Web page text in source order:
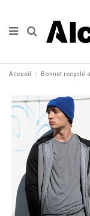
Accueil Bonnet recyclé